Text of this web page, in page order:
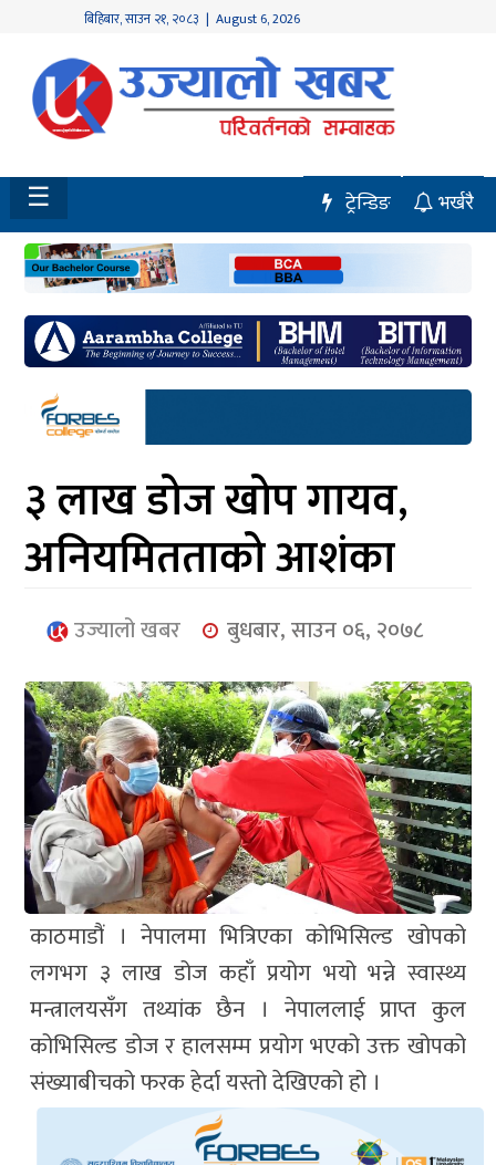
बिहिबार,साउन २१, २०८३ | August 6, 2026
होमपेज
नवलपुर
विशेष
मध्य
नेपाल
चितवन
सेरोफेरो
समाचार
आर्थिक
मनोरञ्जन
खेलकुद
प्रबास
युनिकोड
☰ भर्खरै
ट्रेन्डिङ
३ लाख डोज खोप गायव,
अनियमितताको आशंका
उज्यालो खबर बुधबार, साउन ०६, २०७८
काठमाडौं । नेपालमा भित्रिएका कोभिसिल्ड खोपको
लगभग ३ लाख डोज कहाँ प्रयोग भयो भन्ने स्वास्थ्य
मन्त्रालयसँग तथ्यांक छैन । नेपाललाई प्राप्त कुल
कोभिसिल्ड डोज र हालसम्म प्रयोग भएको उक्त खोपको
संख्याबीचको फरक हेर्दा यस्तो देखिएको हो ।